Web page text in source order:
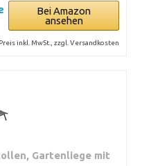
Bei Amazon
ansehen
Preis inkl. MwSt., zzgl. Versandkosten
Gartenliege mit